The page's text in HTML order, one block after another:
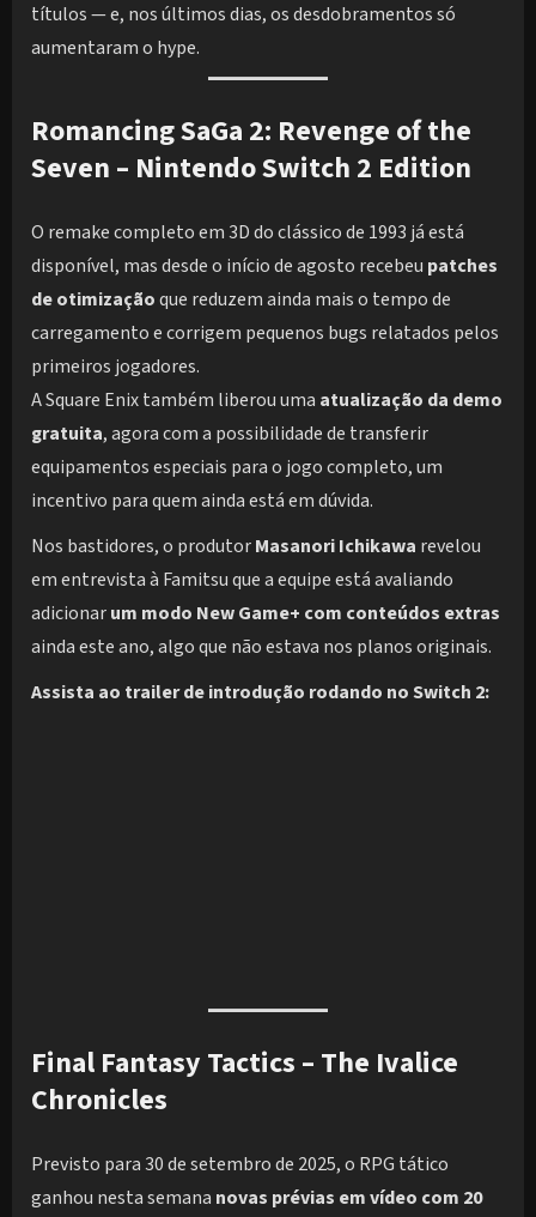
títulos — e, nos últimos dias, os desdobramentos só
aumentaram o hype.
Romancing SaGa 2: Revenge of the
Seven – Nintendo Switch 2 Edition
O remake completo em 3D do clássico de 1993 já está
disponível, mas desde o início de agosto recebeu patches
de otimizaçãoque reduzem ainda mais o tempo de
carregamento e corrigem pequenos bugs relatados pelos
primeiros jogadores.
A Square Enix também liberou uma atualização da demo
gratuita, agora com a possibilidade de transferir
equipamentos especiais para o jogo completo, um
incentivo para quem ainda está em dúvida.
Nos bastidores, o produtorMasanori Ichikawa revelou
em entrevista à Famitsu que a equipe está avaliando
adicionarum modo New Game+ com conteúdos extras
ainda este ano, algo que não estava nos planos originais.
Assista ao trailer de introdução rodando no Switch 2:
Final Fantasy Tactics – The Ivalice
Chronicles
Previsto para 30 de setembro de 2025, o RPG tático
ganhou nesta semana novas prévias em vídeo com 20